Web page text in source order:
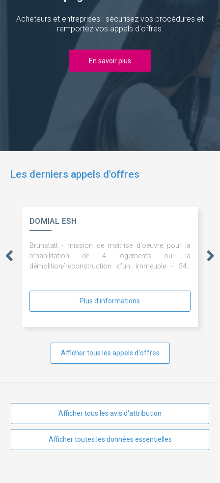
Acheteurs et entreprises : sécurisez vos procédures et
remportez vos appels d'offres.
En savoir plus
Les derniers appels d'offres
Afficher tous les appels d'offres
DOMIAL ESH
Brunstatt - mission de maîtrise d'oeuvre pour la
réhabilitation de 4 logements ou la
démolition/reconstruction d'un immeuble - 344
Plus d'informations
Afficher tous les avis d'attribution
Afficher toutes les données essentielles